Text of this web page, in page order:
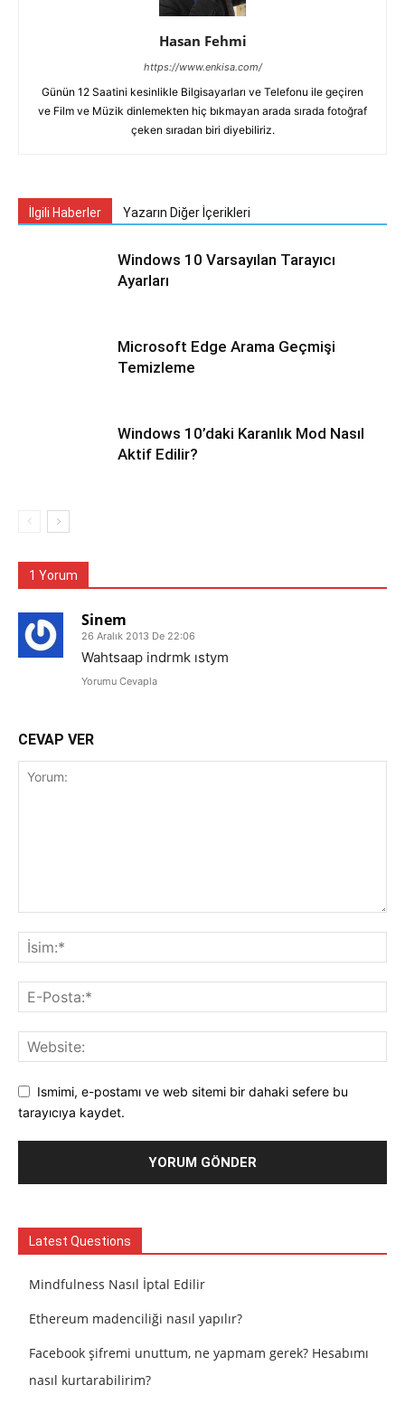
Hasan Fehmi
https://www.enkisa.com/
Günün 12 Saatini kesinlikle Bilgisayarları ve Telefonu ile geçiren
ve Film ve Müzik dinlemekten hiç bıkmayan arada sırada fotoğraf
çeken sıradan biri diyebiliriz.
İlgili Haberler Yazarın Diğer İçerikleri
Windows 10 Varsayılan Tarayıcı
Ayarları
Microsoft Edge Arama Geçmişi
Temizleme
Windows 10’daki Karanlık Mod Nasıl
Aktif Edilir?
1 Yorum
Sinem
26 Aralık 2013 De 22:06
Wahtsaap indrmk ıstym
Yorumu Cevapla
CEVAP VER
Ismimi, e-postamı ve web sitemi bir dahaki sefere bu
tarayıcıya kaydet.
Latest Questions
Mindfulness Nasıl İptal Edilir
Ethereum madenciliği nasıl yapılır?
Facebook şifremi unuttum, ne yapmam gerek? Hesabımı
nasıl kurtarabilirim?